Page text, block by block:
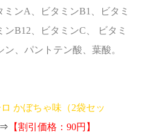
ミンA、ビタミンB1、ビタミ
B12、ビタミンC、 ビタミ
、パントテン酸、葉酸。
かぼちゃ味（2袋セッ
⇒ 【割引価格：90円】